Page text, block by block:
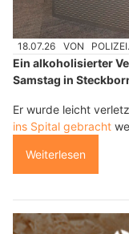
18.07.26 VON
Ein alkoholisierter
Samstag in
Er wurde leicht
ins Spital gebracht
Weiterlesen